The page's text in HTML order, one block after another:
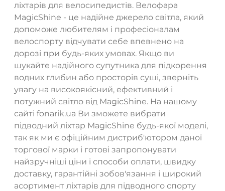
ліхтарів для велосипедистів. Велофара
MagicShine - це надійне джерело світла, який
допоможе любителям і професіоналам
велоспорту відчувати себе впевнено на
дорозі при будь-яких умовах. Якщо ви
шукайте надійного супутника для підкорення
водних глибин або просторів суші, зверніть
увагу на високоякісний, ефективний і
потужний світло від MagicShine. На нашому
сайті fonarik.ua Ви зможете вибрати
підводний ліхтар MagicShine будь-якої моделі,
так як ми є офіційним дистриб'ютором даної
торгової марки і готові запропонувати
найзручніші ціни і способи оплати, швидку
доставку, гарантійні зобов'язання і широкий
асортимент ліхтарів для підводного спорту